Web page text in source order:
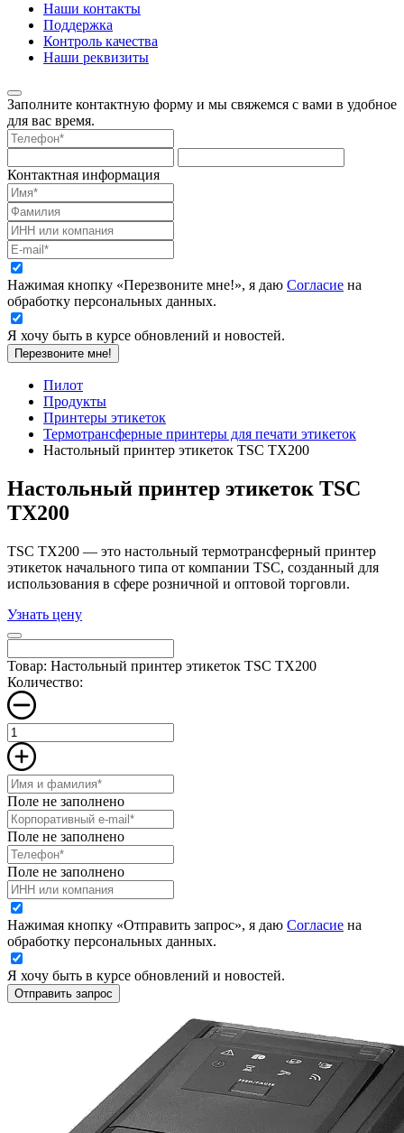
Наши контакты
Поддержка
Контроль качества
Наши реквизиты
Заполните контактную форму и мы свяжемся с вами в удобное
для вас время.
Контактная информация
Нажимая кнопку «Перезвоните мне!», я даю Согласие на
обработку персональных данных.
Я хочу быть в курсе обновлений и новостей.
Перезвоните мне!
Пилот
Продукты
Принтеры этикеток
Термотрансферные принтеры для печати этикеток
Настольный принтер этикеток TSC TX200
Настольный принтер этикеток TSC
TX200
TSC TX200 — это настольный термотрансферный принтер
этикеток начального типа от компании TSC, созданный для
использования в сфере розничной и оптовой торговли.
Узнать цену
Товар: Настольный принтер этикеток TSC TX200
Количество:
Поле не заполнено
Поле не заполнено
Поле не заполнено
Нажимая кнопку «Отправить запрос», я даю Согласие на
обработку персональных данных.
Я хочу быть в курсе обновлений и новостей.
Отправить запрос